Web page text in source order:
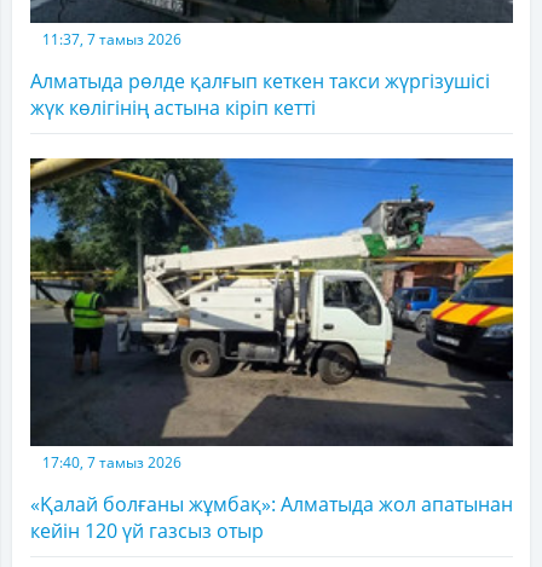
11:37, 7 тамыз 2026
Алматыда рөлде қалғып кеткен такси жүргізушісі
жүк көлігінің астына кіріп кетті
17:40, 7 тамыз 2026
«Қалай болғаны жұмбақ»: Алматыда жол апатынан
кейін 120 үй газсыз отыр